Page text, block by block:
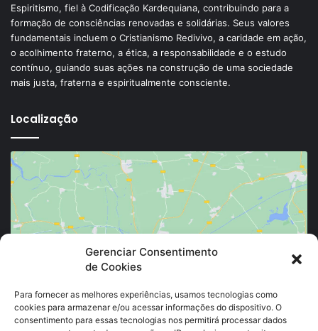
Gerenciar Consentimento
de Cookies
Para fornecer as melhores experiências, usamos tecnologias como
cookies para armazenar e/ou acessar informações do dispositivo. O
consentimento para essas tecnologias nos permitirá processar dados
Espiritismo, fiel à Codificação Kardequiana, contribuindo para a
formação de consciências renovadas e solidárias. Seus valores
fundamentais incluem o Cristianismo Redivivo, a caridade em ação,
o acolhimento fraterno, a ética, a responsabilidade e o estudo
contínuo, guiando suas ações na construção de uma sociedade
mais justa, fraterna e espiritualmente consciente.
Localização
Clique para aceitar os cookies marketing e
ativar este conteúdo